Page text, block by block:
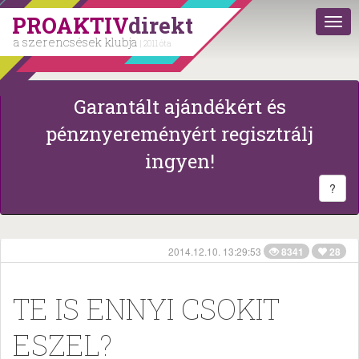
PROAKTIVdirekt
a szerencsések klubja | 2011 óta
Garantált ajándékért és
pénznyereményért regisztrálj
ingyen!
?
2014.12.10. 13:29:53 8341 28
TE IS ENNYI CSOKIT
ESZEL?